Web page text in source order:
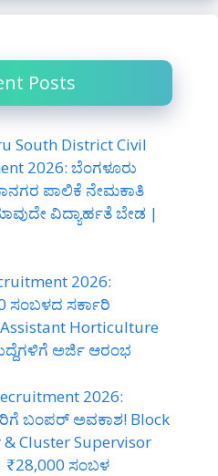
Posts
South District Civil
2026: ಬೆಂಗಳೂರು
ಪಾಲಿಕೆ ನೇಮಕಾತಿ
ವಿದ್ಯಾರ್ಹತೆ ಬೇಡ |
2026:
ಸಂಬಳದ ಸರ್ಕಾರಿ
Horticulture
ಅರ್ಜಿ ಆರಂಭ
2026:
ಬಂಪರ್ ಅವಕಾಶ! Block
Cluster Supervisor
₹28,000 ಸಂಬಳ